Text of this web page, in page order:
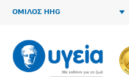
ΟΜΙΛΟΣ HHG